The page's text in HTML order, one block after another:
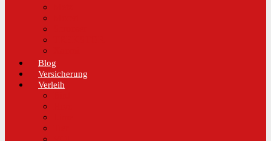
Blog
Versicherung
Verleih